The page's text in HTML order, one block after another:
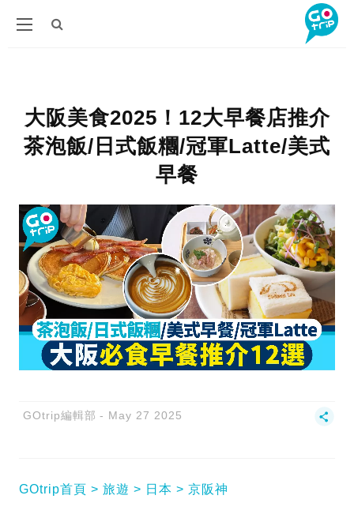
大阪美食2025！12大早餐店推介
茶泡飯/日式飯糰/冠軍Latte/美式
早餐
GOtrip編輯部 May 27 2025
GOtrip首頁 旅遊 日本 京阪神